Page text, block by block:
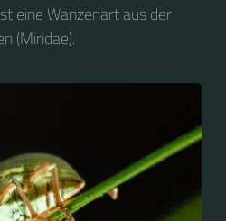
eine Wanzenart aus der
(Miridae).